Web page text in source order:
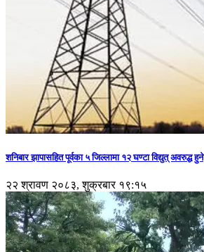
शनिबार झापासहित पूर्वका ५ जिल्लामा १२ घण्टा विद्युत् अवरुद्ध हुने
२२ श्रावण २०८३, शुक्रबार १९:१५